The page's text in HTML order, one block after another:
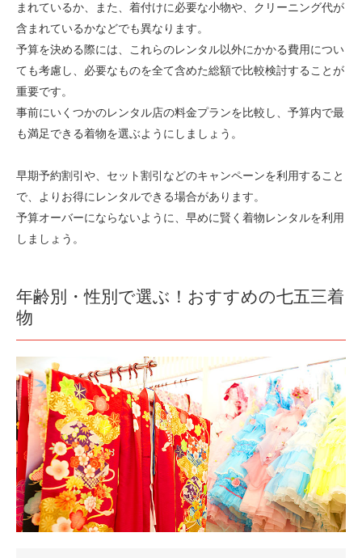
まれているか、また、着付けに必要な小物や、クリーニング代が
含まれているかなどでも異なります。
予算を決める際には、これらのレンタル以外にかかる費用につい
ても考慮し、必要なものを全て含めた総額で比較検討することが
重要です。
事前にいくつかのレンタル店の料金プランを比較し、予算内で最
も満足できる着物を選ぶようにしましょう。
早期予約割引や、セット割引などのキャンペーンを利用すること
で、よりお得にレンタルできる場合があります。
予算オーバーにならないように、早めに賢く着物レンタルを利用
しましょう。
年齢別・性別で選ぶ！おすすめの七五三着
物